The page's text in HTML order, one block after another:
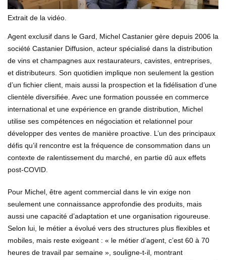
Extrait de la vidéo.
Agent exclusif dans le Gard, Michel Castanier gère depuis 2006 la
société Castanier Diffusion, acteur spécialisé dans la distribution
de vins et champagnes aux restaurateurs, cavistes, entreprises,
et distributeurs. Son quotidien implique non seulement la gestion
d’un fichier client, mais aussi la prospection et la fidélisation d’une
clientèle diversifiée. Avec une formation poussée en commerce
international et une expérience en grande distribution, Michel
utilise ses compétences en négociation et relationnel pour
développer des ventes de manière proactive. L’un des principaux
défis qu’il rencontre est la fréquence de consommation dans un
contexte de ralentissement du marché, en partie dû aux effets
post-COVID.
Pour Michel, être agent commercial dans le vin exige non
seulement une connaissance approfondie des produits, mais
aussi une capacité d’adaptation et une organisation rigoureuse.
Selon lui, le métier a évolué vers des structures plus flexibles et
mobiles, mais reste exigeant : « le métier d’agent, c’est 60 à 70
heures de travail par semaine », souligne-t-il, montrant